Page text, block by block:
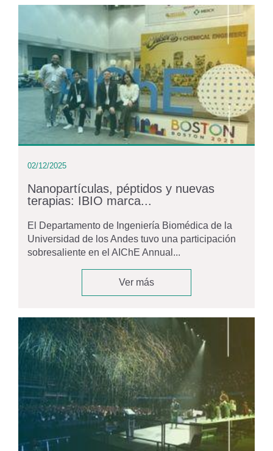
02/12/2025
Nanopartículas, péptidos y nuevas
terapias: IBIO marca...
El Departamento de Ingeniería Biomédica de la
Universidad de los Andes tuvo una participación
sobresaliente en el AIChE Annual...
Ver más